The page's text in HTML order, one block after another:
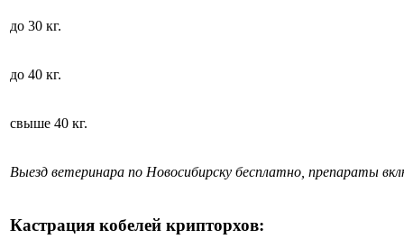
до 30 кг.
до 40 кг.
свыше 40 кг.
Выезд ветеринара по Новосибирску бесплатно, препараты
Кастрация кобелей крипторхов: